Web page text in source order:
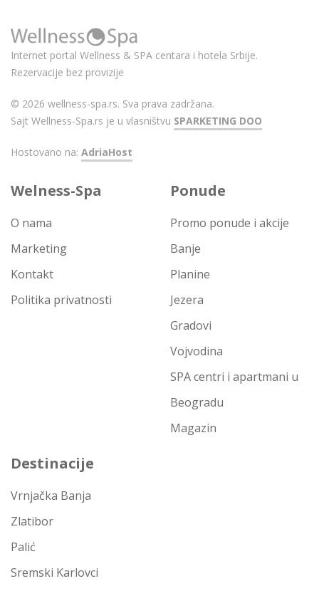
Internet portal Wellness & SPA centara i hotela Srbije.
Rezervacije bez provizije
© 2026 wellness-spa.rs. Sva prava zadržana.
Sajt Wellness-Spa.rs je u vlasništvu SPARKETING DOO
Hostovano na: AdriaHost
Welness-Spa
O nama
Marketing
Kontakt
Politika privatnosti
Ponude
Promo ponude i akcije
Banje
Planine
Jezera
Gradovi
Vojvodina
SPA centri i apartmani u
Beogradu
Magazin
Destinacije
Vrnjačka Banja
Zlatibor
Palić
Sremski Karlovci